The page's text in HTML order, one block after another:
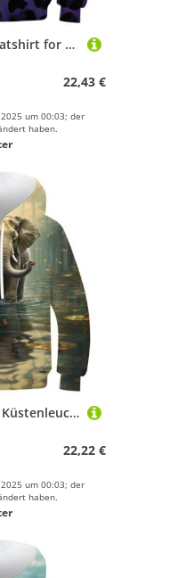
3D-gedrucktes Sweatshirt for Teenager, Mädchen und Jungen, Tiermuster, Kapuzenpullover, Oberteile, lässig, Neuheit, Langarm, Pullover, Leopardenmuster mit Tasche, 13–15 Jahre(Animal Pattern-5,140)
22,43 €
um 00:03; der
haben.
HIMKSRE 3D-Druck Küstenleuchttürme Kinder Hoodie Teen Mädchen Jungen Sweatshirt Tasche Pullover Hoodie for 6-7 Jahre(Style,150)
22,22 €
um 00:03; der
haben.